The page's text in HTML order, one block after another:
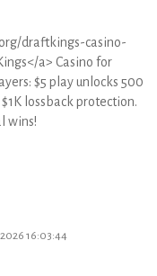
draftkings-casino-
a> Casino for
$5 play unlocks 500
lossback protection.
wins!
16:03:44